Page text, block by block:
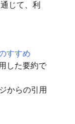
じて、利
すすめ
した要約で
からの引用